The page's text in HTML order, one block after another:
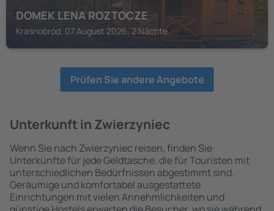
DOMEK LENA ROZTOCZE
Krasnobród, 07 August 2026, 2 Nächte
Prüfen Sie andere Angebote
Unterkunft in Zwierzyniec
Wenn Sie nach Zwierzyniec reisen, finden Sie
Unterkünfte für jede Geldtasche, die für Touristen mit
unterschiedlichen Bedürfnissen abgestimmt sind.
Geräumige und komfortabel ausgestattete
Einrichtungen mit vielen Annehmlichkeiten und